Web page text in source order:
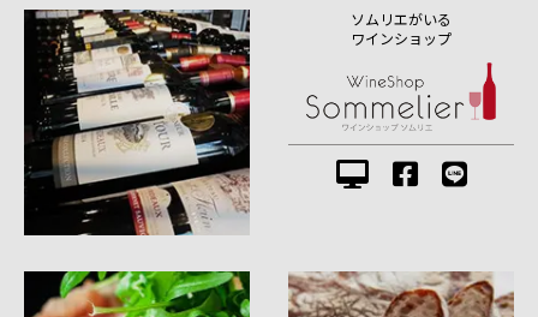
ソムリエがいる
ワインショップ